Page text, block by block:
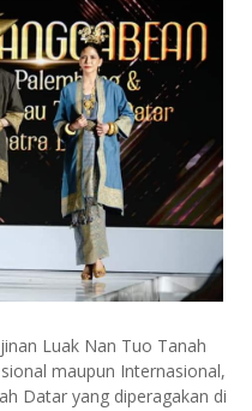
Luak Nan Tuo Tanah
maupun Internasional,
Datar yang diperagakan di